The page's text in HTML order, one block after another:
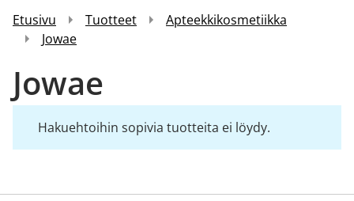
Etusivu Tuotteet
Apteekkikosmetiikka
Jowae
Jowae
Hakuehtoihin sopivia tuotteita ei löydy.